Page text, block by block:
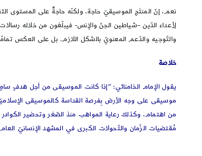
نعم، إنّ المنتَج الموسيقيّ حاجة، ولكنّه حاجةٌ على المستوى
لِأعداء الدّين –شياطين الجنّ والإنس- فيبلّغون من خلاله
والتّوجیه والدّعم المعنويّ بالشكل اللازم. بل على العكس
خلاصة
يقول الإمام الخامنائي: “إذا كانت الموسيقى من أجل هدفٍ
موسيقى على وجه الأرض بِفرصة القداسة كالموسيقى
من اهتمام، وكذلك رعاية المواهب منذ الصّغر وتحضير
مُقتضيات الزّمان والتّحولات الكبرى في المشهد الإنسانيّ